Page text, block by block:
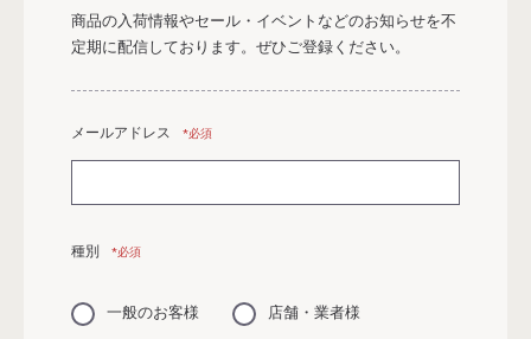
商品の入荷情報やセール・イベントなどのお知らせを不
定期に配信しております。 ぜひご登録ください。
メールアドレス *必須
種別 *必須
一般のお客様 店舗・業者様